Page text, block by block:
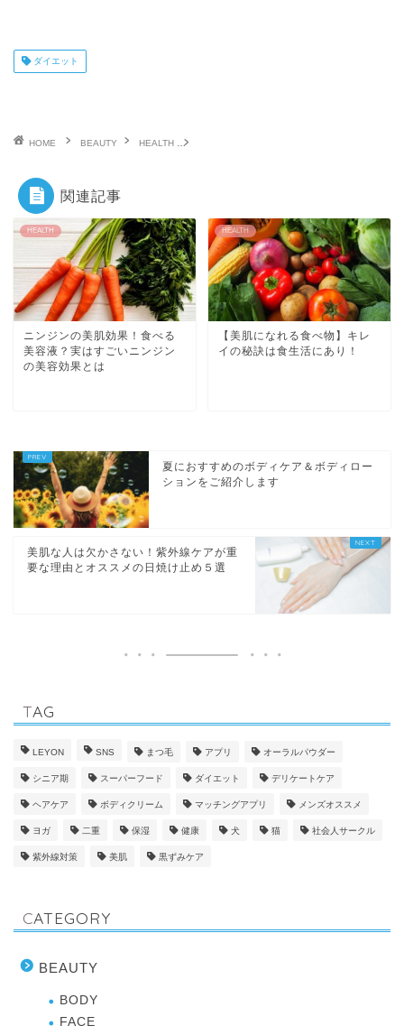
ダイエット
HOME BEAUTY HEALTH
関連記事
HEALTH
ニンジンの美肌効果！食べる
美容液？実はすごいニンジン
の美容効果とは
HEALTH
【美肌になれる食べ物】キレ
イの秘訣は食生活にあり！
夏におすすめのボディケア＆ボディロー
ションをご紹介します
美肌な人は欠かさない！紫外線ケアが重
要な理由とオススメの日焼け止め５選
TAG
LEYON SNS まつ毛 アプリ オーラルパウダー
シニア期 スーパーフード ダイエット デリケートケア
ヘアケア ボディクリーム マッチングアプリ メンズオススメ
ヨガ 二重 保湿 健康 犬 猫 社会人サークル
紫外線対策 美肌 黒ずみケア
CATEGORY
BEAUTY
BODY
FACE